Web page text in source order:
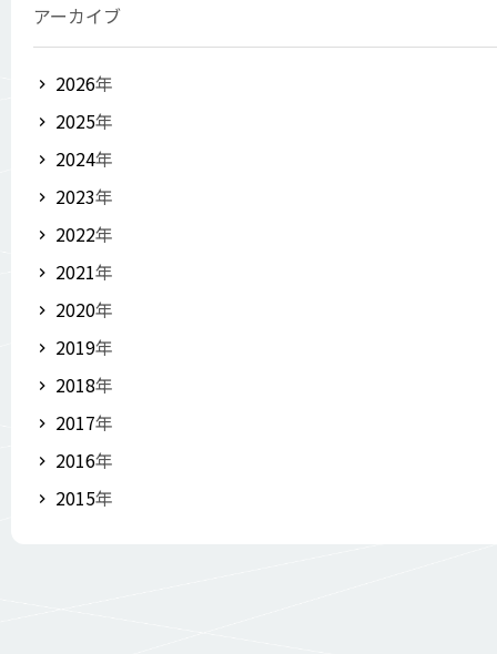
アーカイブ
2026年
2025年
2024年
2023年
2022年
2021年
2020年
2019年
2018年
2017年
2016年
2015年